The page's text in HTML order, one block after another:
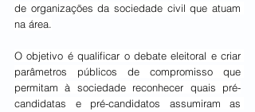
de organizações da sociedade civil que atuam
na área.
O objetivo é qualificar o debate eleitoral e criar
parâmetros públicos de compromisso que
permitam à sociedade reconhecer quais pré-
candidatas e pré-candidatos assumiram as